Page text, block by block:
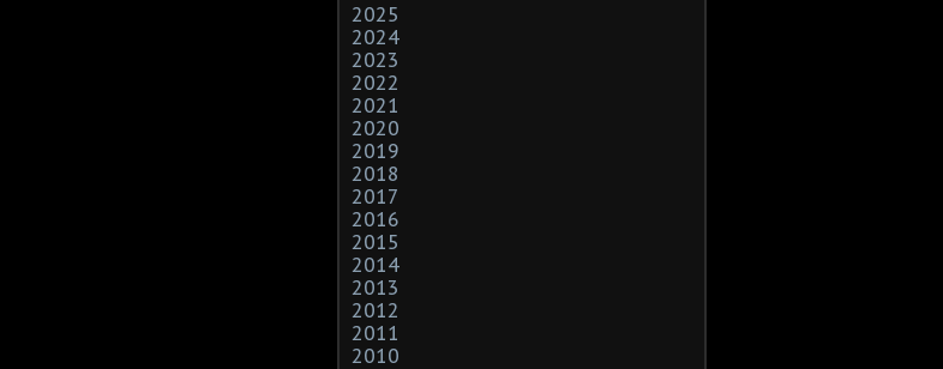
2025
2024
2023
2022
2021
2020
2019
2018
2017
2016
2015
2014
2013
2012
2011
2010